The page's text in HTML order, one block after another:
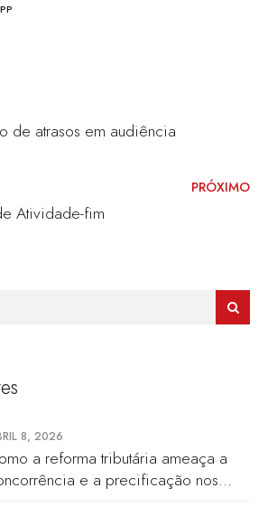
de atrasos em audiência
PRÓXIMO
Atividade-fim
8, 2026
a reforma tributária ameaça a
e a precificação nos